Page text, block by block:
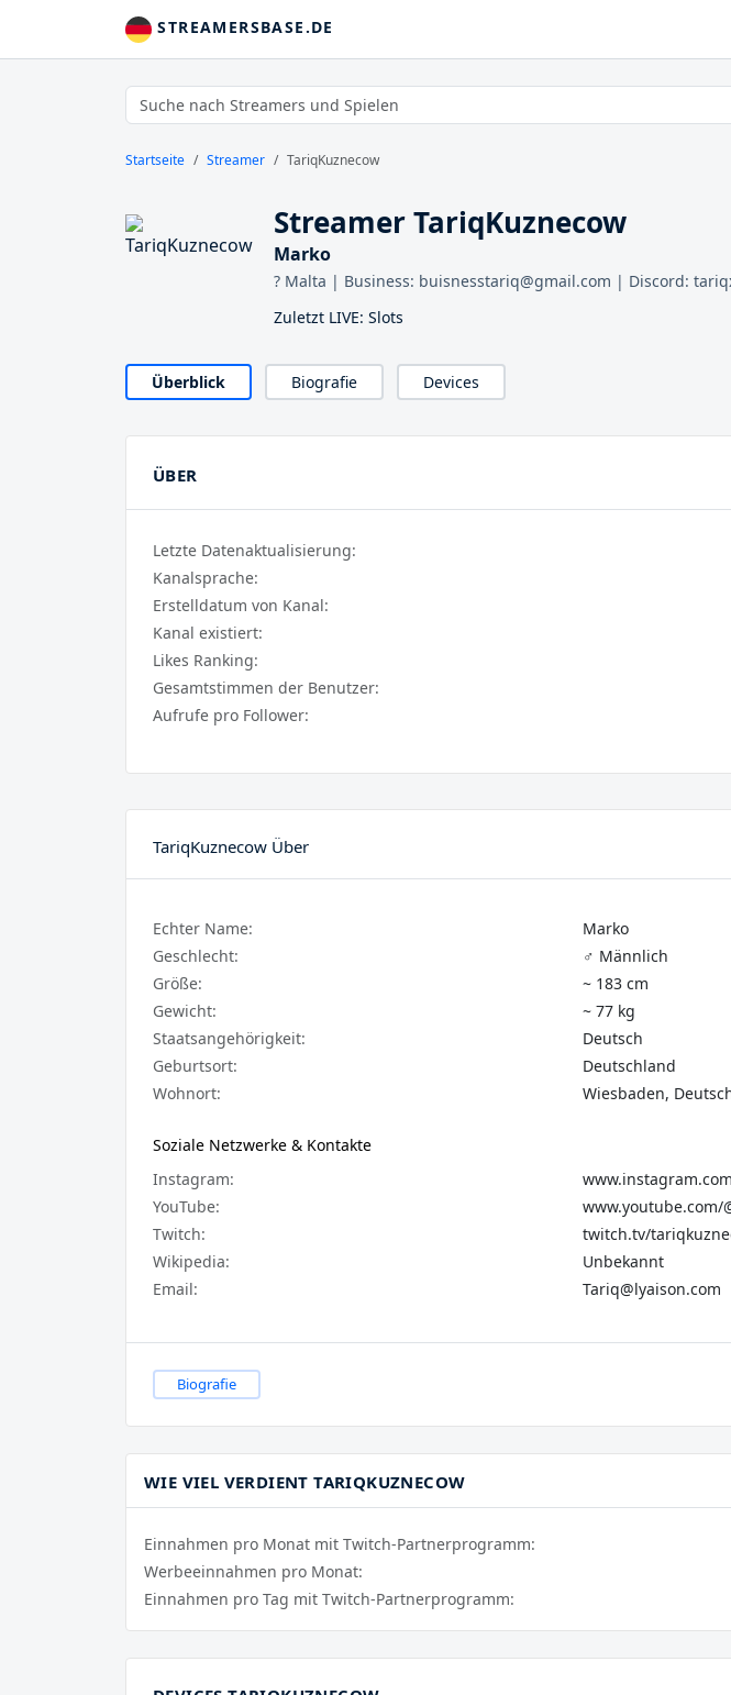
STREAMERSBASE.DE
Startseite Streamer TariqKuznecow
Streamer TariqKuznecow
Marko
? Malta | Business: buisnesstariq@gmail.com | Discord:
Zuletzt LIVE: Slots
Überblick Biografie Devices
ÜBER
Letzte Datenaktualisierung:
Kanalsprache:
Erstelldatum von Kanal:
Kanal existiert:
Likes Ranking:
Gesamtstimmen der Benutzer:
Aufrufe pro Follower:
TariqKuznecow Über
Echter Name:
Marko
Geschlecht:
♂️ Männlich
Größe:
~ 183 cm
Gewicht:
~ 77 kg
Staatsangehörigkeit:
Deutsch
Geburtsort:
Deutschland
Wohnort:
Wiesbaden,
Soziale Netzwerke & Kontakte
Instagram:
YouTube:
www.youtube.com/
Twitch:
twitch.tv/
Wikipedia:
Unbekannt
Email:
Tariq@lyaison.com
Biografie
WIE VIEL VERDIENT TARIQKUZNECOW
Einnahmen pro Monat mit Twitch-Partnerprogramm:
Werbeeinnahmen pro Monat:
Einnahmen pro Tag mit Twitch-Partnerprogramm: